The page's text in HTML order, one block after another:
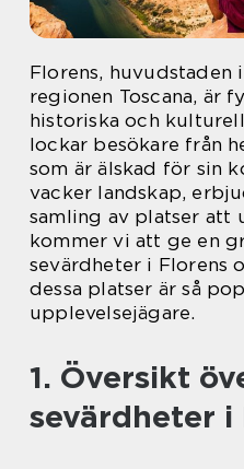
Florens, huvudstaden
regionen Toscana, är
historiska och
lockar besökare från
som är älskad för sin
vacker landskap,
samling av platser att
kommer vi att ge en
sevärdheter i Florens
dessa platser är så
upplevelsejägare.
1. Översikt
sevärdheter i